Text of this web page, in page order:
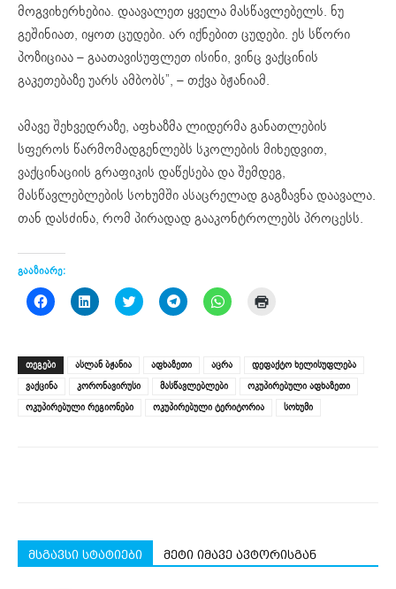
მოგვიხერხებია. დაავალეთ ყველა მასწავლებელს. ნუ
გეშინიათ, იყოთ ცუდები. არ იქნებით ცუდები. ეს სწორი
პოზიციაა – გაათავისუფლეთ ისინი, ვინც ვაქცინის
გაკეთებაზე უარს ამბობს”, – თქვა ბჟანიამ.
ამავე შეხვედრაზე, აფხაზმა ლიდერმა განათლების
სფეროს წარმომადგენლებს სკოლების მიხედვით,
ვაქცინაციის გრაფიკის დაწესება და შემდეგ,
მასწავლებლების სოხუმში ასაცრელად გაგზავნა დაავალა.
თან დასძინა, რომ პირადად გააკონტროლებს პროცესს.
გააზიარე:
Click
to
(Opens
in
new
window)
Click
to
(Opens
in
new
window)
Click
to
(Opens
new
window)
Click
to
in
new
window)
Click
to
(Opens
in
new
window)
new
window)
ᲗᲔᲒᲔᲑᲘ ასლან ბჟანია აფხაზეთი აცრა
დეფაქტო ხელისუფლება
ვაქცინა
კორონავირუსი მასწავლებლები
ოკუპირებული აფხაზეთი
ოკუპირებული რეგიონები
ოკუპირებული ტერიტორია სოხუმი
მსგავსი სტატიები მეტი იმავე ავტორისგან